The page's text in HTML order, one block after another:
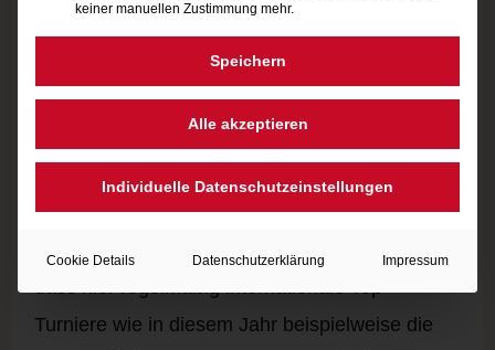
gibt es nämlich ebenso wie einen Familien-Lauf
oder eine Staffel. Wer nicht nur laufen, sondern
auch schwimmen und radeln möchte, kann beim
Strandbad Klagenfurt ist bekannt als
Beachvolleyball-Location. Kein Wunder also,
dass hier regelmäßig internationale Top-
Turniere wie in diesem Jahr beispielweise die
keiner manuellen Zustimmung mehr.
Speichern
Alle akzeptieren
Individuelle Datenschutzeinstellungen
Cookie Details Datenschutzerklärung Impressum